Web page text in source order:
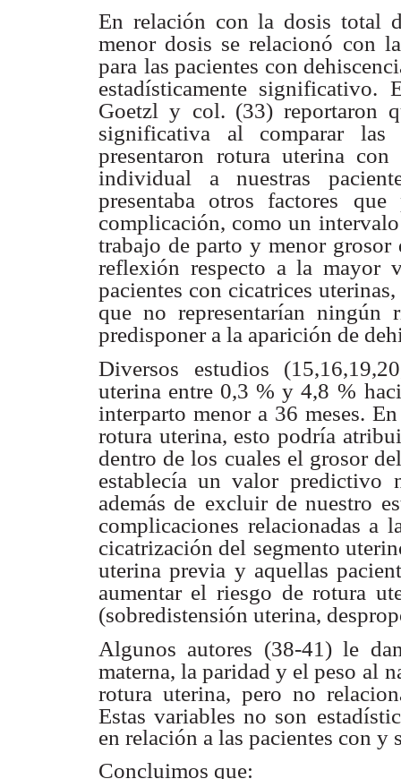
En relación con la dosis total
menor dosis se relacionó con
para las pacientes con
estadísticamente significativo.
Goetzl y col. (33) reportaron
significativa al comparar las
presentaron rotura uterina
individual a nuestras
presentaba otros factores
que
complicación, como un
trabajo de parto y menor grosor
reflexión respecto a la mayor
pacientes con cicatrices uterinas,
que no representarían ningún
predisponer a la aparición de
Diversos estudios
uterina entre 0,3 % y 4,8 %
interparto menor a 36 meses.
rotura uterina, esto podría
dentro de los cuales el grosor
establecía un valor predictivo
además de excluir de nuestro
complicaciones relacionadas a
cicatrización del segmento
uterina previa y aquellas
aumentar el riesgo de rotura
(sobredistensión uterina,
Algunos autores (38-41) le
materna, la paridad y el peso al
rotura uterina, pero no
Estas variables no son
en relación a las pacientes con y
Concluimos que: